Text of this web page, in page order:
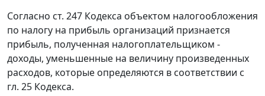
Согласно ст. 247 Кодекса объектом налогообложения
по налогу на прибыль организаций признается
прибыль, полученная налогоплательщиком -
доходы, уменьшенные на величину произведенных
расходов, которые определяются в соответствии с
гл. 25 Кодекса.